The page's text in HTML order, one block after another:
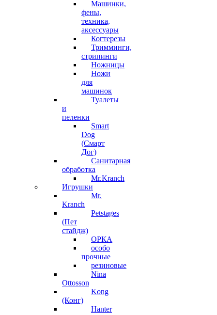
Машинки,
фены,
техника,
аксессуары
Когтерезы
Тримминги,
стрипинги
Ножницы
Ножи
для
машинок
Туалеты
и
пеленки
Smart
Dog
(Смарт
Дог)
Санитарная
обработка
Mr.Kranch
Игрушки
Mr.
Kranch
Petstages
(Пет
стайдж)
ОРКА
особо
прочные
резиновые
Nina
Ottosson
Kong
(Конг)
Hanter